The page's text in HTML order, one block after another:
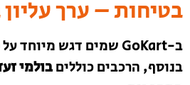
בטיחות – ערך עליון
ב-GoKart שמים דגש מיוחד על בטיחות. כל רכב מצויד
בנוסף, הרכבים כולליםבולמי